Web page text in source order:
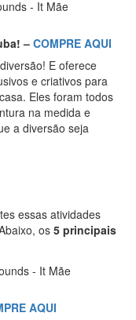
– COMPRE AQUI
E oferece
e criativos para
Eles foram todos
na medida e
a diversão seja
essas atividades
os 5 principais
AQUI